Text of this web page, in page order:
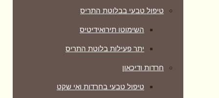
טיפול טבעי בבלוטת התריס
השימוטו תירואידיטיס
יתר פעילות בלוטת התריס
חרדות ודיכאון
טיפול טבעי בחרדות ואי שקט